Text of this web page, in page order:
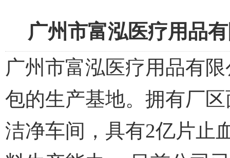
广州市富泓医疗用品
广州市富泓医疗用品有
包的生产基地。拥有厂
洁净车间，具有2亿片止